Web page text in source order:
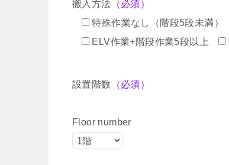
搬入方法 （必須）
特殊作業なし（階段5段未満）
ELV作業+階段作業5段以上
設置階数 （必須）
Floor number